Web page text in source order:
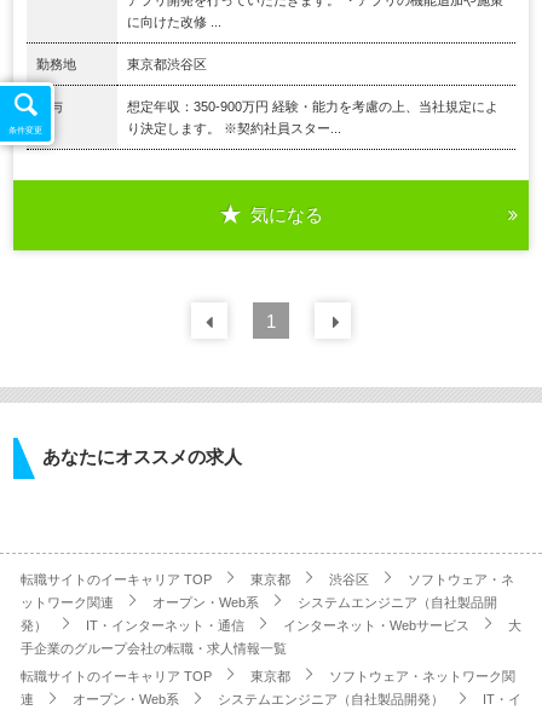
に向けた改修 ...
勤務地 東京都渋谷区
給与
想定年収：350-900万円 経験・能力を考慮の上、当社規定によ
り決定します。 ※契約社員スター...
気になる
前の 件
1
あなたにオススメの求人
転職サイトのイーキャリア TOP 東京都 渋谷区
ソフトウェア・ネ
ットワーク関連
オープン・Web系
システムエンジニア（自社製品開
発）
IT・インターネット・通信 インターネット・Webサービス
大
手企業のグループ会社の転職・求人情報一覧
転職サイトのイーキャリア TOP
東京都
ソフトウェア・ネットワーク関
連
オープン・Web系 システムエンジニア（自社製品開発）
IT・イ
条件変更